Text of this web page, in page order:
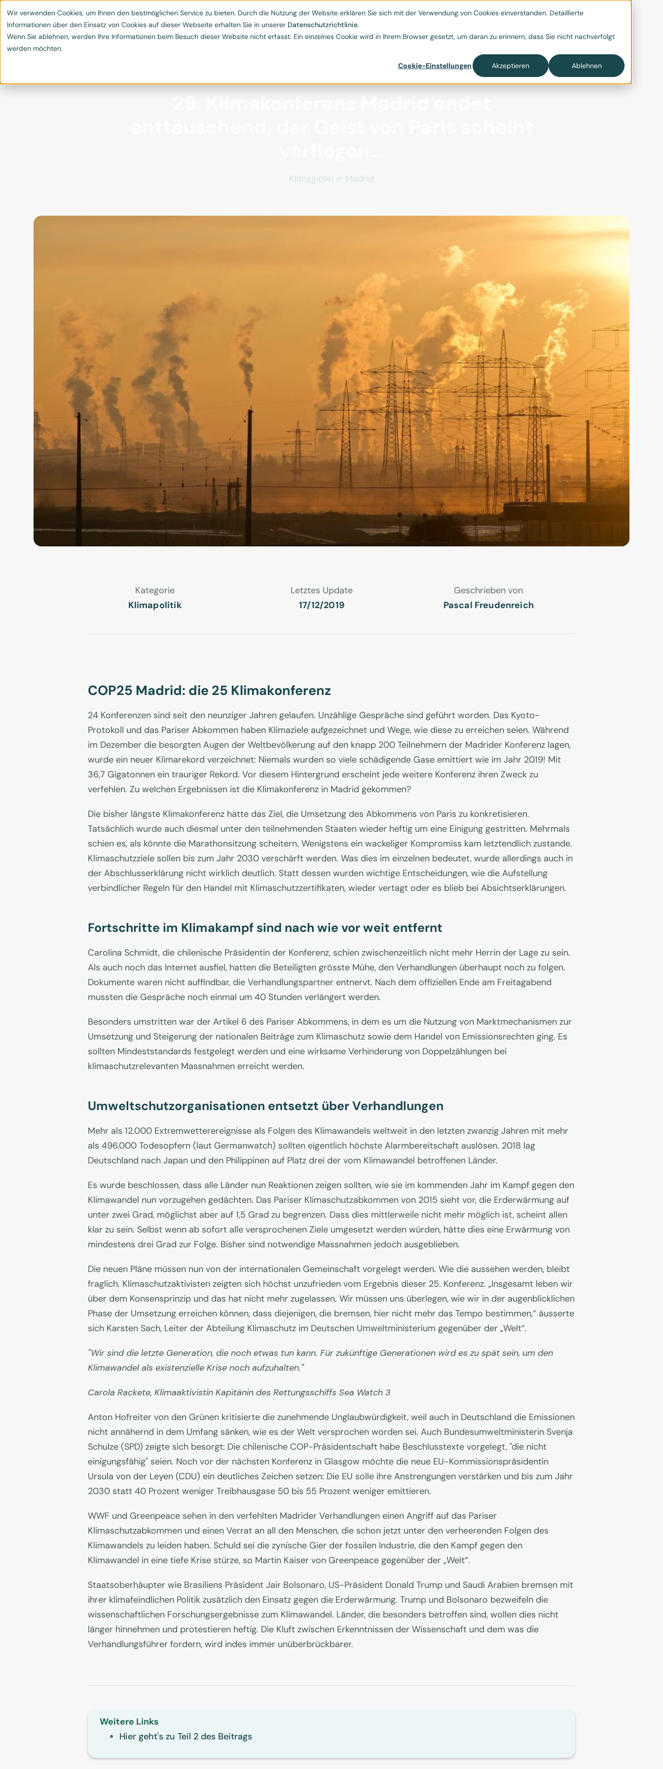
Wir verwenden Cookies, um Ihnen den bestmöglichen Service zu bieten. Durch die Nutzung der Website erklären Sie sich mit der Verwendung von Cookies einverstanden. Detaillierte
Informationen über den Einsatz von Cookies auf dieser Webseite erhalten Sie in unserer Datenschutzrichtlinie.
Wenn Sie ablehnen, werden Ihre Informationen beim Besuch dieser Website nicht erfasst. Ein einzelnes Cookie wird in Ihrem Browser gesetzt, um daran zu erinnern, dass Sie nicht nachverfolgt
werden möchten.
Cookie-Einstellungen
Akzeptieren Ablehnen
Leistungen  Klimaschutzprojekte  Blog & Ressourcen  Über uns  Kontakt ESG-Hub 
Klimagipfel in Madrid
Kategorie
Klimapolitik
Letztes Update
17/12/2019
Geschrieben von
Pascal Freudenreich
COP25 Madrid: die 25 Klimakonferenz
24 Konferenzen sind seit den neunziger Jahren gelaufen. Unzählige Gespräche sind geführt worden. Das Kyoto-
Protokoll und das Pariser Abkommen haben Klimaziele aufgezeichnet und Wege, wie diese zu erreichen seien. Während
im Dezember die besorgten Augen der Weltbevölkerung auf den knapp 200 Teilnehmern der Madrider Konferenz lagen,
wurde ein neuer Klimarekord verzeichnet: Niemals wurden so viele schädigende Gase emittiert wie im Jahr 2019! Mit
36,7 Gigatonnen ein trauriger Rekord. Vor diesem Hintergrund erscheint jede weitere Konferenz ihren Zweck zu
verfehlen. Zu welchen Ergebnissen ist die Klimakonferenz in Madrid gekommen?
Die bisher längste Klimakonferenz hatte das Ziel, die Umsetzung des Abkommens von Paris zu konkretisieren.
Tatsächlich wurde auch diesmal unter den teilnehmenden Staaten wieder heftig um eine Einigung gestritten. Mehrmals
schien es, als könnte die Marathonsitzung scheitern. Wenigstens ein wackeliger Kompromiss kam letztendlich zustande.
Klimaschutzziele sollen bis zum Jahr 2030 verschärft werden. Was dies im einzelnen bedeutet, wurde allerdings auch in
der Abschlusserklärung nicht wirklich deutlich. Statt dessen wurden wichtige Entscheidungen, wie die Aufstellung
verbindlicher Regeln für den Handel mit Klimaschutzzertifikaten, wieder vertagt oder es blieb bei Absichtserklärungen.
Fortschritte im Klimakampf sind nach wie vor weit entfernt
Carolina Schmidt, die chilenische Präsidentin der Konferenz, schien zwischenzeitlich nicht mehr Herrin der Lage zu sein.
Als auch noch das Internet ausfiel, hatten die Beteiligten grösste Mühe, den Verhandlungen überhaupt noch zu folgen.
Dokumente waren nicht auffindbar, die Verhandlungspartner entnervt. Nach dem offiziellen Ende am Freitagabend
mussten die Gespräche noch einmal um 40 Stunden verlängert werden.
Besonders umstritten war der Artikel 6 des Pariser Abkommens, in dem es um die Nutzung von Marktmechanismen zur
Umsetzung und Steigerung der nationalen Beiträge zum Klimaschutz sowie dem Handel von Emissionsrechten ging. Es
sollten Mindeststandards festgelegt werden und eine wirksame Verhinderung von Doppelzählungen bei
klimaschutzrelevanten Massnahmen erreicht werden.
Umweltschutzorganisationen entsetzt über Verhandlungen
Mehr als 12.000 Extremwetterereignisse als Folgen des Klimawandels weltweit in den letzten zwanzig Jahren mit mehr
als 496.000 Todesopfern (laut Germanwatch) sollten eigentlich höchste Alarmbereitschaft auslösen. 2018 lag
Deutschland nach Japan und den Philippinen auf Platz drei der vom Klimawandel betroffenen Länder.
Es wurde beschlossen, dass alle Länder nun Reaktionen zeigen sollten, wie sie im kommenden Jahr im Kampf gegen den
Klimawandel nun vorzugehen gedächten. Das Pariser Klimaschutzabkommen von 2015 sieht vor, die Erderwärmung auf
unter zwei Grad, möglichst aber auf 1,5 Grad zu begrenzen. Dass dies mittlerweile nicht mehr möglich ist, scheint allen
klar zu sein. Selbst wenn ab sofort alle versprochenen Ziele umgesetzt werden würden, hätte dies eine Erwärmung von
mindestens drei Grad zur Folge. Bisher sind notwendige Massnahmen jedoch ausgeblieben.
Die neuen Pläne müssen nun von der internationalen Gemeinschaft vorgelegt werden. Wie die aussehen werden, bleibt
fraglich. Klimaschutzaktivisten zeigten sich höchst unzufrieden vom Ergebnis dieser 25. Konferenz. „Insgesamt leben wir
über dem Konsensprinzip und das hat nicht mehr zugelassen. Wir müssen uns überlegen, wie wir in der augenblicklichen
Phase der Umsetzung erreichen können, dass diejenigen, die bremsen, hier nicht mehr das Tempo bestimmen,“ äusserte
sich Karsten Sach, Leiter der Abteilung Klimaschutz im Deutschen Umweltministerium gegenüber der „Welt“.
"Wir sind die letzte Generation, die noch etwas tun kann. Für zukünftige Generationen wird es zu spät sein, um den
Klimawandel als existenzielle Krise noch aufzuhalten."
Carola Rackete, Klimaaktivistin Kapitänin des Rettungsschiffs Sea Watch 3
Anton Hofreiter von den Grünen kritisierte die zunehmende Unglaubwürdigkeit, weil auch in Deutschland die Emissionen
nicht annähernd in dem Umfang sänken, wie es der Welt versprochen worden sei. Auch Bundesumweltministerin Svenja
Schulze (SPD) zeigte sich besorgt: Die chilenische COP-Präsidentschaft habe Beschlusstexte vorgelegt, "die nicht
einigungsfähig" seien. Noch vor der nächsten Konferenz in Glasgow möchte die neue EU-Kommissionspräsidentin
Ursula von der Leyen (CDU) ein deutliches Zeichen setzen: Die EU solle ihre Anstrengungen verstärken und bis zum Jahr
2030 statt 40 Prozent weniger Treibhausgase 50 bis 55 Prozent weniger emittieren.
WWF und Greenpeace sehen in den verfehlten Madrider Verhandlungen einen Angriff auf das Pariser
Klimaschutzabkommen und einen Verrat an all den Menschen, die schon jetzt unter den verheerenden Folgen des
Klimawandels zu leiden haben. Schuld sei die zynische Gier der fossilen Industrie, die den Kampf gegen den
Klimawandel in eine tiefe Krise stürze, so Martin Kaiser von Greenpeace gegenüber der „Welt“.
Staatsoberhäupter wie Brasiliens Präsident Jair Bolsonaro, US-Präsident Donald Trump und Saudi Arabien bremsen mit
ihrer klimafeindlichen Politik zusätzlich den Einsatz gegen die Erderwärmung. Trump und Bolsonaro bezweifeln die
wissenschaftlichen Forschungsergebnisse zum Klimawandel. Länder, die besonders betroffen sind, wollen dies nicht
länger hinnehmen und protestieren heftig. Die Kluft zwischen Erkenntnissen der Wissenschaft und dem was die
Verhandlungsführer fordern, wird indes immer unüberbrückbarer.
Weitere Links
Hier geht's zu Teil 2 des Beitrags